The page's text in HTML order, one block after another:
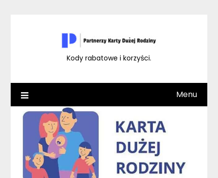
Kody rabatowe i korzyści.
Menu